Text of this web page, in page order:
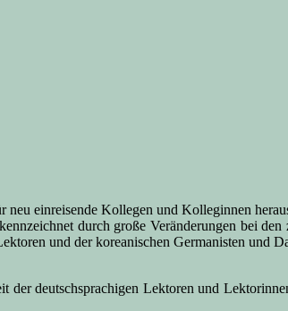
einreisende Kollegen und Kolleginnen
durch große Veränderungen bei
und der koreanischen Germanisten
deutschsprachigen Lektoren und